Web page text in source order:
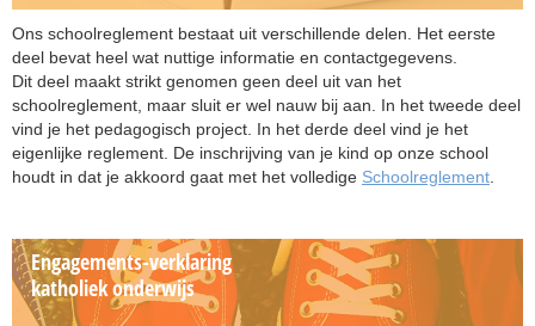
Ons schoolreglement bestaat uit verschillende delen. Het eerste
deel bevat heel wat nuttige informatie en contactgegevens.
Dit deel maakt strikt genomen geen deel uit van het
schoolreglement, maar sluit er wel nauw bij aan. In het tweede deel
vind je het pedagogisch project. In het derde deel vind je het
eigenlijke reglement. De inschrijving van je kind op onze school
houdt in dat je akkoord gaat met het volledige Schoolreglement
Engagements-verklaring
katholiek onderwijs